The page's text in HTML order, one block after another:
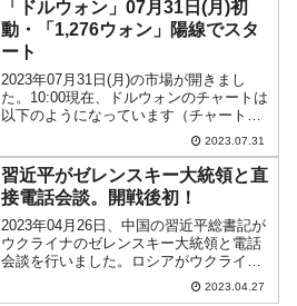
「ドルウォン」07月31日(月)初
動・「1,276ウォン」陽線でスタ
ート
2023年07月31日(月)の市場が開きまし
た。10:00現在、ドルウォンのチャートは
以下のようになっています（チャートは
『Investing.com』より引用）。前日は長
い陰線となり、「1ドル＝1,280ウォン」
を割って決着しました。本日...
2023.07.31
習近平がゼレンスキー大統領と直
接電話会談。開戦後初！
2023年04月26日、中国の習近平総書記が
ウクライナのゼレンスキー大統領と電話
会談を行いました。ロシアがウクライナ
に不法に攻め込んで戦争となってから、
中国・ウクライナの首脳が直接話すのは
2023.04.27